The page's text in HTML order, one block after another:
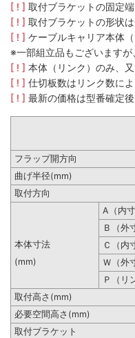
[ ! ] 取付ブラケットの固定
[ ! ] 取付ブラケットの形状
[ ! ] ケーブルキャリア本体
※一部組立品もございますが
[ ! ] 本体（リンク）のみ、
[ ! ] 仕切板数はリンク数に
[ ! ] 最新の価格は型番確定
フラップ開方向
曲げ半径(mm)
取付方向
A（内寸
Ｂ（外
本体寸法
Ｃ（内
(mm)
Ｗ（外
Ｐ（リ
取付高さ(mm)
必要空間高さ(mm)
取付ブラケット